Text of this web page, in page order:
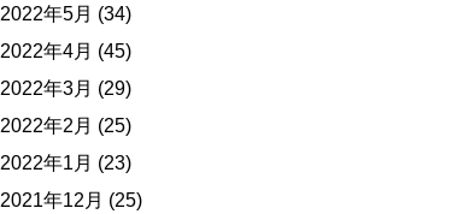
2022年5月 (34)
2022年4月 (45)
2022年3月 (29)
2022年2月 (25)
2022年1月 (23)
2021年12月 (25)